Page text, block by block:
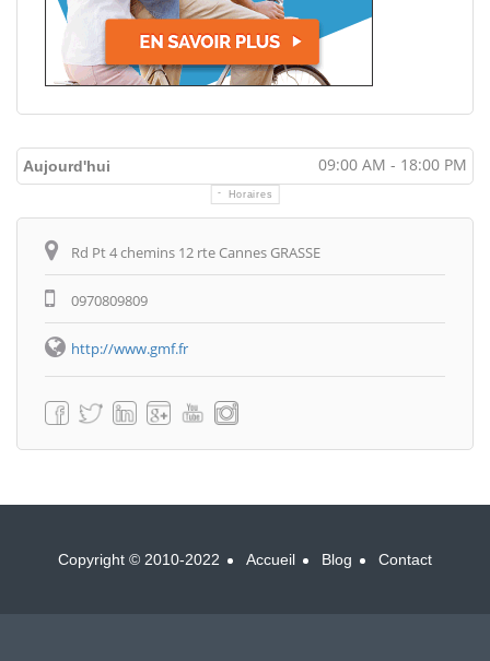
Aujourd'hui 09:00 AM - 18:00 PM
Horaires
Rd Pt 4 chemins 12 rte Cannes GRASSE
0970809809
http://www.gmf.fr
Copyright © 2010-2022 Accueil Blog Contact